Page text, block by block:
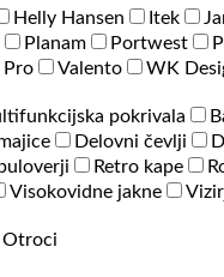
Helly Hansen Itek
Planam Portwest
Pro Valento WK
pokrivala
Delovni čevlji
Retro kape
Visokovidne jakne
Otroci